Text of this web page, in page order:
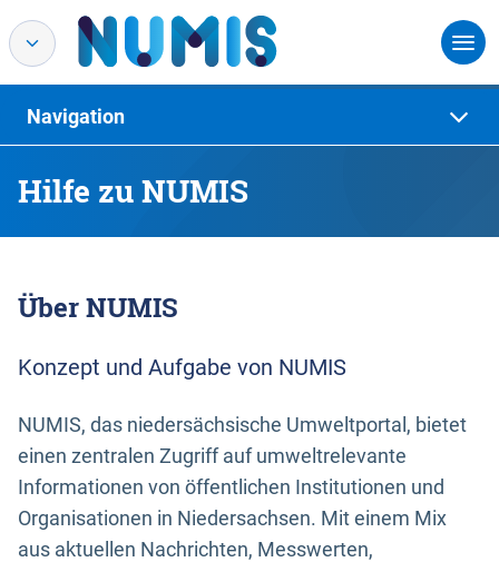
Hilfe zu NUMIS
Navigation
Über NUMIS
Konzept und Aufgabe von NUMIS
NUMIS, das niedersächsische Umweltportal, bietet
einen zentralen Zugriff auf umweltrelevante
Informationen von öffentlichen Institutionen und
Organisationen in Niedersachsen. Mit einem Mix
aus aktuellen Nachrichten, Messwerten,